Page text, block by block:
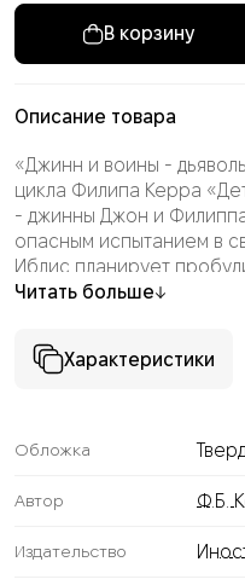
Описание товара
«Джинн и воины -
цикла Филипа Керра
- джинны Джон и
опасным испытанием в
Иблис планирует
воинов - дьяволов, чтобы
отправиться в Китай,
разгадать тайны
только судьба семьи
Читать больше
Характеристики
Обложка
Автор Ф.Б.
Издательство